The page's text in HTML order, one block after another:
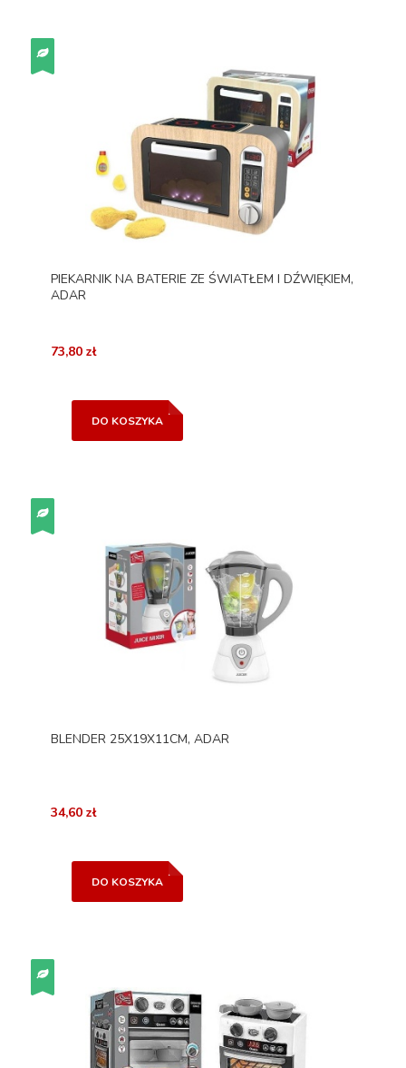
PIEKARNIK NA BATERIE ZE ŚWIATŁEM I DŹWIĘKIEM,
ADAR
73,80 zł
DO KOSZYKA
BLENDER 25X19X11CM, ADAR
34,60 zł
DO KOSZYKA